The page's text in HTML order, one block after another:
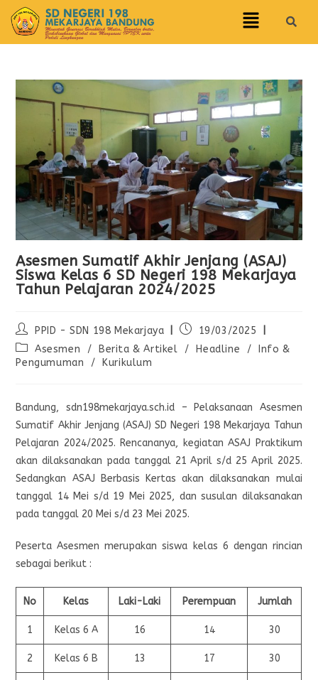
Asesmen Sumatif Akhir Jenjang (ASAJ)
Siswa Kelas 6 SD Negeri 198 Mekarjaya
Tahun Pelajaran 2024/2025
PPID - SDN 198 Mekarjaya
19/03/2025
Asesmen
/ Berita & Artikel / Headline /
Info &
Pengumuman
/ Kurikulum
Bandung, sdn198mekarjaya.sch.id – Pelaksanaan Asesmen
Sumatif Akhir Jenjang (ASAJ) SD Negeri 198 Mekarjaya Tahun
Pelajaran 2024/2025. Rencananya, kegiatan ASAJ Praktikum
akan dilaksanakan pada tanggal 21 April s/d 25 April 2025.
Sedangkan ASAJ Berbasis Kertas akan dilaksanakan mulai
tanggal 14 Mei s/d 19 Mei 2025, dan susulan dilaksanakan
pada tanggal 20 Mei s/d 23 Mei 2025.
Peserta Asesmen merupakan siswa kelas 6 dengan rincian
sebagai berikut :
No Kelas Laki-Laki Perempuan Jumlah
1 Kelas 6 A 16 14 30
2 Kelas 6 B 13 17 30